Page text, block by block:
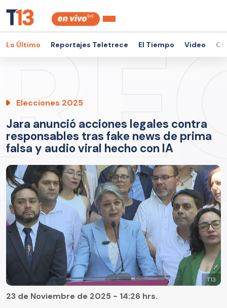
Lo Último Reportajes Teletrece El Tiempo Video
Elecciones 2025
Jara anunció acciones legales contra
responsables tras fake news de prima
falsa y audio viral hecho con IA
T13
23 de Noviembre de 2025 - 14:26 hrs.